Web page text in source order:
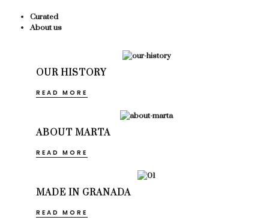
Curated
About us
OUR HISTORY
READ MORE
ABOUT MARTA
READ MORE
MADE IN GRANADA
READ MORE